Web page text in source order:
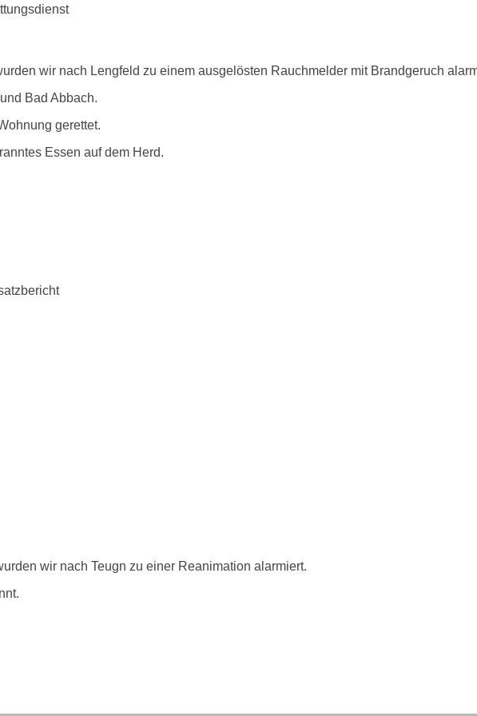
wir nach Lengfeld zu einem ausgelösten Rauchmelder mit Brandgeruch
Bad Abbach.
gerettet.
Essen auf dem Herd.
wir nach Teugn zu einer Reanimation alarmiert.